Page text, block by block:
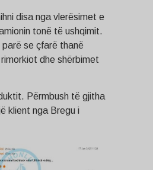
disa nga vlerësimet e
tonë të ushqimit.
parë se çfarë thanë
dhe shërbimet
Përmbush të gjitha
klient nga Bregu i
Slovenščina
Hrvatski
Maori
Eesti